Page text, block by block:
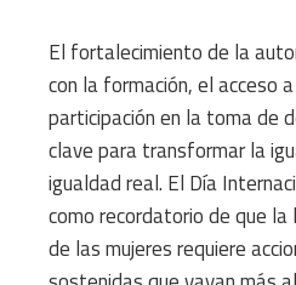
El fortalecimiento de la
con la formación, el acceso
participación en la toma de
clave para transformar la
igualdad real. El Día
como recordatorio de que la
de las mujeres requiere